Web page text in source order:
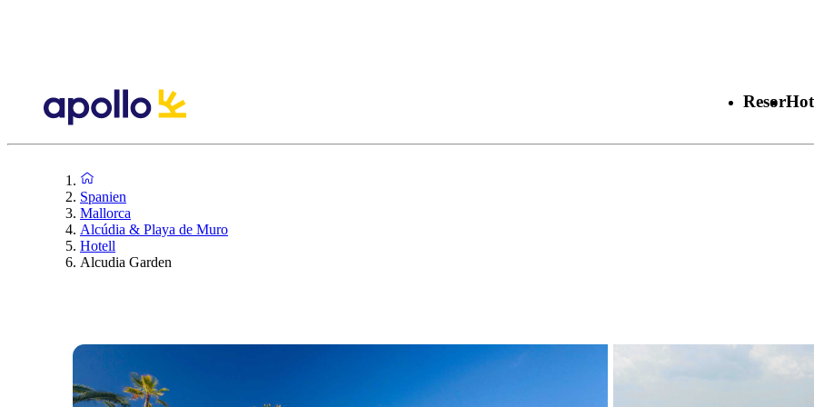
Resor
Spanien
Mallorca
Alcúdia & Playa de Muro
Hotell
Alcudia Garden